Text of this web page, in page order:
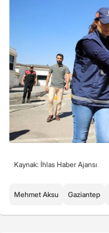
Kaynak: İhlas Haber Ajansı
Mehmet Aksu Gaziantep